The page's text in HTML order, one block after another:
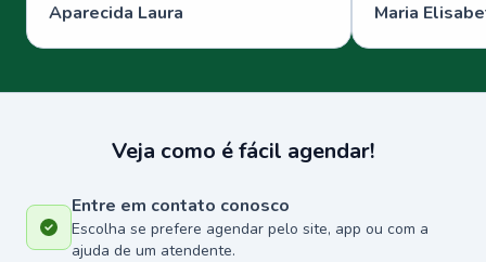
Aparecida Laura Maria
Veja como é fácil agendar!
Entre em contato conosco
Escolha se prefere agendar pelo site, app ou com a
ajuda de um atendente.